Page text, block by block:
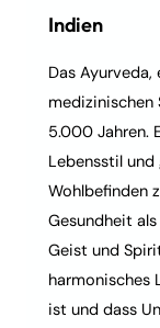
Indien
Das Ayurveda,
medizinischen
5.000 Jahren.
Lebensstil und
Wohlbefinden
Gesundheit
Geist und
harmonisches
ist und dass